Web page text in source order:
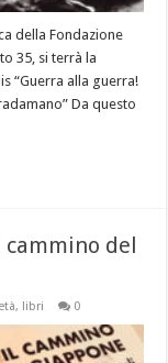
della Fondazione
35, si terrà la
“Guerra alla guerra!
Da questo
del
, libri 0